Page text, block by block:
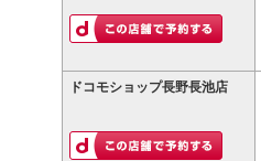
ドコモショップ長野長池店